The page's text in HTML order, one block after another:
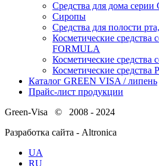
Средства для дома
Сиропы
Средства для полости
Косметические средства
FORMULA
Косметические
Косметические
Каталог GREEN VISA / липень
Прайс-лист продукции
Green-Visa © 2008 - 2024
Разработка сайта - Altronica
UA
RU